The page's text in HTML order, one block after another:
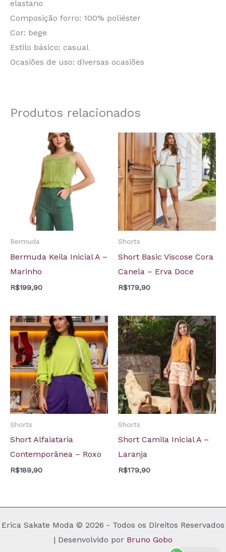
elastano
Composição forro: 100% poliéster
Cor: bege
Estilo básico: casual
Ocasiões de uso: diversas ocasiões
Produtos relacionados
Bermuda
Bermuda Keila Inicial A –
Marinho
R$199,90
Shorts
Short Basic Viscose Cora
Canela – Erva Doce
R$179,90
Shorts
Short Alfaiataria
Contemporânea – Roxo
R$189,90
Shorts
Short Camila Inicial A –
Laranja
R$179,90
Erica Sakate Moda © 2026 - Todos os Direitos Reservados
| Desenvolvido por Bruno Gobo